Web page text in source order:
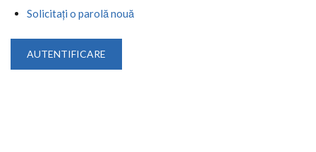
Solicitaţi o parolă nouă